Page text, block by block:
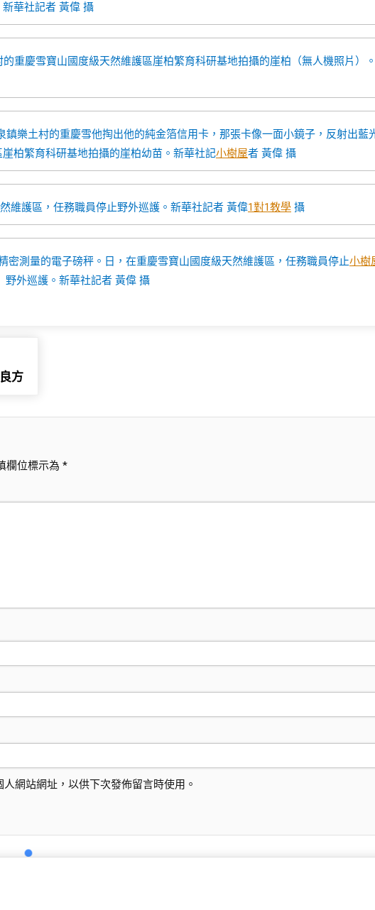
華社記者 黃偉 攝
重慶雪寶山國度級天然維護區崖柏繁育科研基地拍攝的崖柏（無人機照片）。
鎮樂土村的重慶雪他掏出他的純金箔信用卡，那張卡像一面小鏡子，反射出藍
柏繁育科研基地拍攝的崖柏幼苗。新華社記小樹屋者 黃偉 攝
維護區，任務職員停止野外巡護。新華社記者 黃偉1對1教學 攝
密測量的電子磅秤。日，在重慶雪寶山國度級天然維護區，任務職員停止小樹
野外巡護。新華社記者 黃偉 攝
方
欄位標示為 *
網站網址，以供下次發佈留言時使用。